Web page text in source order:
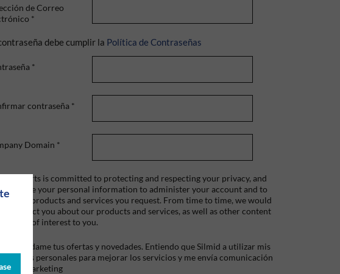
de Correo
*
debe cumplir la Política de Contraseñas
*
contraseña *
Domain *
Roberts is committed to protecting and respecting your privacy, and
only use your personal information to administer your account and to
the products and services you request. From time to time, we would
to contact you about our products and services, as well as other content
may be of interest to you.
Mandame tus ofertas y novedades. Entiendo que Silmid a utilizar mis
datos personales para mejorar los servicios y me envía comunicación
de marketing